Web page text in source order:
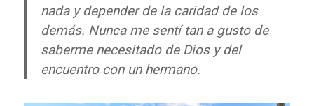
nada y depender de la caridad de los
demás. Nunca me sentí tan a gusto de
saberme necesitado de Dios y del
encuentro con un hermano.